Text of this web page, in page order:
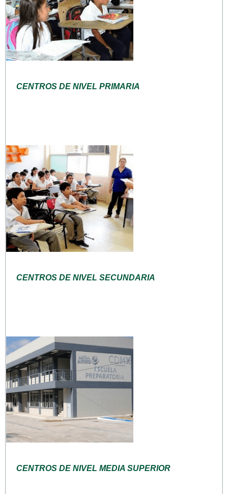
CENTROS DE NIVEL PRIMARIA
CENTROS DE NIVEL SECUNDARIA
CENTROS DE NIVEL MEDIA SUPERIOR